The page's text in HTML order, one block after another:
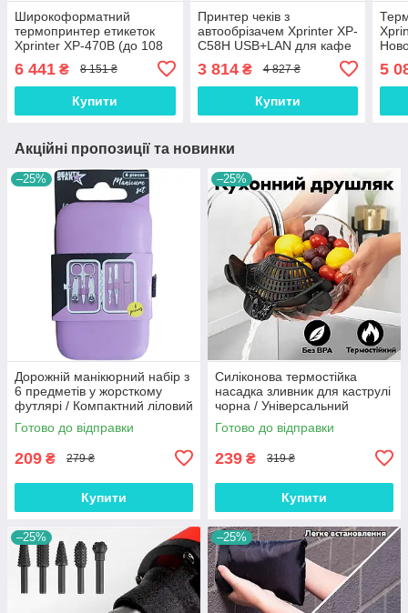
Широкоформатний
термопринтер етикеток
Xprinter XP-470B (до 108
6 441 ₴ 8 151 ₴
Купити
Принтер чеків з
автообрізачем Xprinter XP-
C58H USB+LAN для кафе
3 814₴ 4 827 ₴
Купити
5
Акційні пропозиції та новинки
–25%
Дорожній манікюрний набір з
6 предметів у жорсткому
футлярі / Компактний ліловий
комплект для комплексного
догляду за нігтями
Готово до відправки
209 ₴ 279 ₴
Купити
–25%
Силіконова термостійка
насадка зливник для каструлі
чорна / Універсальний
друшляк кліпса для
безпечного зливу води
Готово до відправки
239 ₴ 319 ₴
Купити
–25% –25%